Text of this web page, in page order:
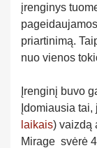
įrenginys
priartinimą.
nuo vienos
Įrenginį buvo
Įdomiausia
laikais) vaizdą
Mirage svėrė